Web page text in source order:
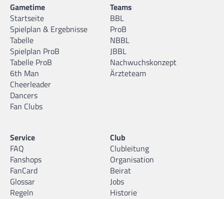
Gametime
Startseite
Spielplan & Ergebnisse
Tabelle
Spielplan ProB
Tabelle ProB
6th Man
Cheerleader
Dancers
Fan Clubs
Teams
BBL
ProB
NBBL
JBBL
Nachwuchskonzept
Ärzteteam
Service
FAQ
Fanshops
FanCard
Glossar
Regeln
Club
Clubleitung
Organisation
Beirat
Jobs
Historie